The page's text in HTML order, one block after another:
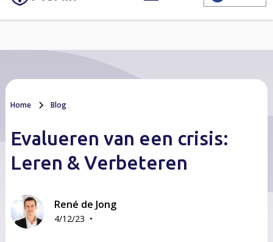
Home Blog
Evalueren van een crisis:
Leren & Verbeteren
René de Jong
4/12/23 •